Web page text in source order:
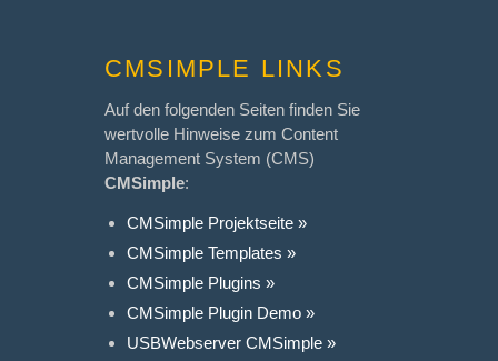
CMSIMPLE LINKS
Auf den folgenden Seiten finden Sie
wertvolle Hinweise zum Content
Management System (CMS)
CMSimple:
CMSimple Projektseite »
CMSimple Templates »
CMSimple Plugins »
CMSimple Plugin Demo »
USBWebserver CMSimple »